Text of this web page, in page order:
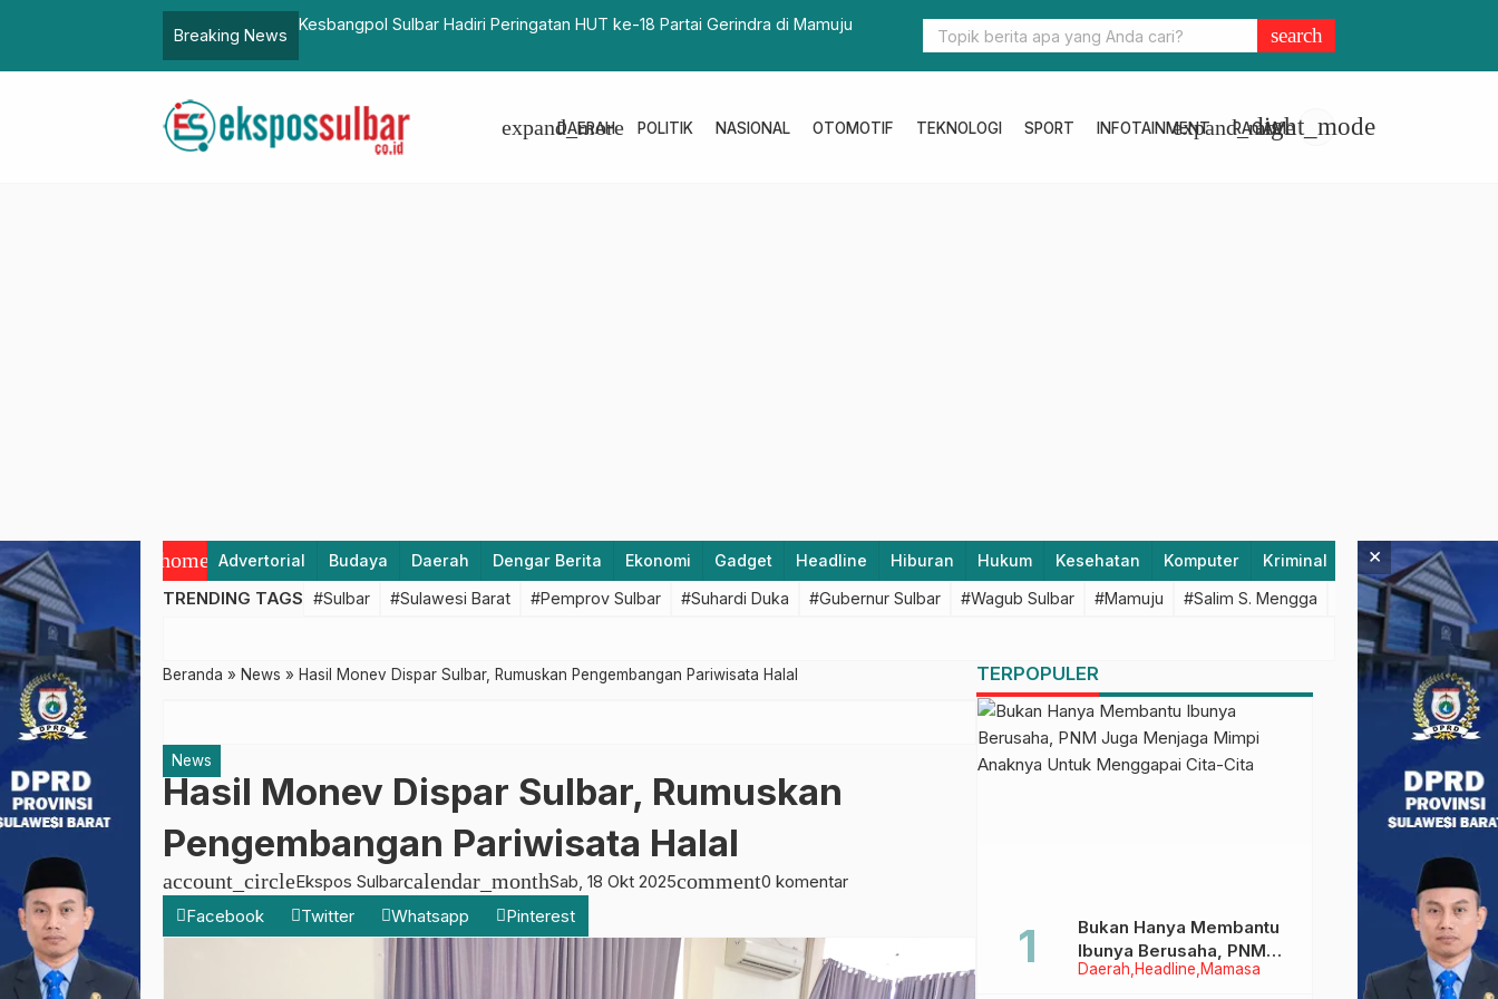
Breaking News
Sekkab Pasangkayu Buka Rembuk Pendidikan Tingkat Kabupaten
Gubernur Sulbar dan Wamenpar Saksikan Finis Spektakuler Sandeq Silumba
search
DAERAH
expand_more POLITIK NASIONAL OTOMOTIF TEKNOLOGI SPORT INFOTAINMENT RAGAM
expand_morelight_mode
home Advertorial Budaya Daerah Dengar Berita Ekonomi Gadget Headline Hiburan Hukum Kesehatan Komputer Kriminal Lifestyle
TRENDING TAGS #Sulbar #Sulawesi Barat #Pemprov Sulbar #Suhardi Duka #Gubernur Sulbar #Wagub Sulbar #Mamuju #Salim S. Mengga #featured #Polda
Beranda » News » Hasil Monev Dispar Sulbar, Rumuskan Pengembangan Pariwisata Halal
News
Hasil Monev Dispar Sulbar, Rumuskan
Pengembangan Pariwisata Halal
account_circleEkspos Sulbarcalendar_monthSab, 18 Okt 2025comment0 komentar
Facebook
Twitter Whatsapp Pinterest
TERPOPULER
Daerah Headline Mamasa
Bukan Hanya Membantu
Ibunya Berusaha, PNM
Juga Menjaga Mimpi
×